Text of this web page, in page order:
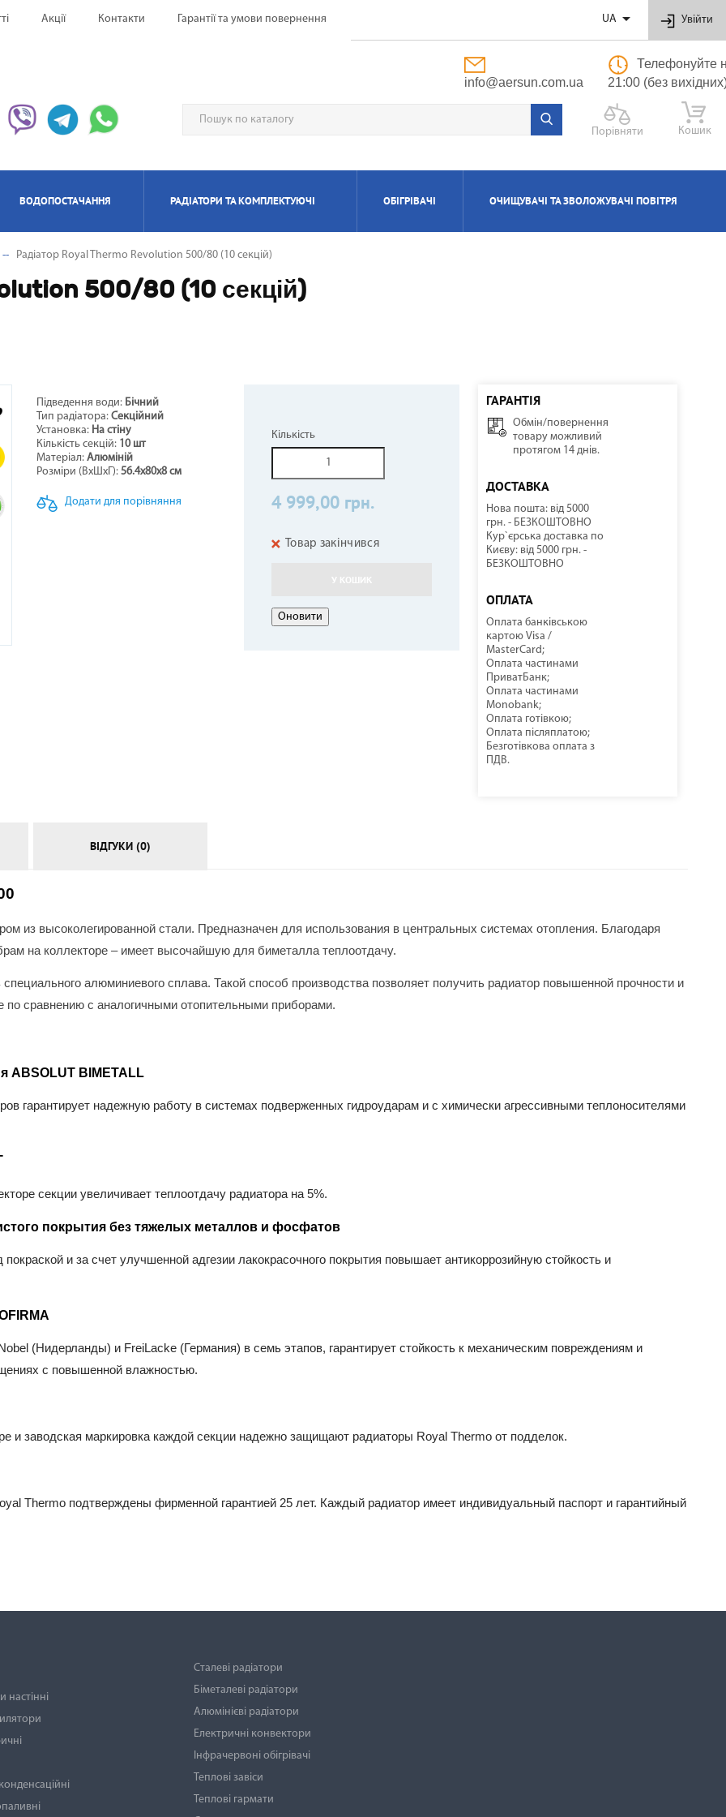
Акції Контакти Гарантії та умови повернення UA  Увійти
info@aersun.com.ua
Телефонуйте
21:00 (без
Порівняти Кошик
СПЛІТ-СИСТЕМА КОНДИЦІОНЕРИ МОБІЛЬНІ
НАПОЛЬНО-СТЕЛЬОВІ КОМПРЕСОРНО-КОНДЕНСАТОРНІ БЛОКИ
НАПОЛЬНІ РЕКУПЕРАТОРИ ПОВІТРЯ ПОБУТОВІ
ЕЛЕКТРИЧНІ
ЖАРОТРУБНІ СОНЯЧНІ КОЛЕКТОРИ
ВОДОПОСТАЧАННЯ
ПРОТОЧНІ
ДО БОЙЛЕРІВ -
ВОДОНАГРІВАЧІВ
КУЛЕРИ ДЛЯ ВОДИ
РАДІАТОРИ ТА КОМПЛЕКТУЮЧІ
БІМЕТАЛЕВІ РАДІАТОРИ АЛЮМІНІЄВІ
ОБІГРІВАЧІ
ОБІГРІВАЧІ UFO
ЗАВІСИ ТЕПЛОВІ ГАРМАТИ
ОЧИЩУВАЧІ ТА ЗВОЛОЖУВАЧІ ПОВІТРЯ
ПОВІТРЯ
Радіатор Royal Thermo Revolution 500/80 (10 секцій)
500/80 (10 секцій)
Підведення води: Бічний
Тип радіатора: Секційний
Установка: На стіну
Кількість секцій: 10 шт
Матеріал: Алюміній
Розміри (ВxШхГ): 56.4х80х8 см
Додати для порівняння
Кількість
4 999,00 грн.
Товар закінчився
У КОШИК
ГАРАНТІЯ
Обмін/повернення
товару можливий
протягом 14 днів.
ДОСТАВКА
Нова пошта: від 5000
грн. - БЕЗКОШТОВНО
Кур`єрська доставка по
Києву: від 5000 грн. -
БЕЗКОШТОВНО
ОПЛАТА
Оплата банківською
картою Visa /
MasterCard;
Оплата частинами
ПриватБанк;
Оплата частинами
Monobank;
Оплата готівкою;
Оплата післяплатою;
Безготівкова оплата з
ПДВ.
ВІДГУКИ (0)
из высоколегированной стали. Предназначен для использования в центральных системах отопления. Благодаря
на коллекторе – имеет высочайшую для биметалла теплоотдачу.
алюминиевого сплава. Такой способ производства позволяет получить радиатор повышенной прочности и
сравнению с аналогичными отопительными приборами.
ABSOLUT BIMETALL
гарантирует надежную работу в системах подверженных гидроударам и с химически агрессивными теплоносителями
секции увеличивает теплоотдачу радиатора на 5%.
покрытия без тяжелых металлов и фосфатов
и за счет улучшенной адгезии лакокрасочного покрытия повышает антикоррозийную стойкость и
(Нидерланды) и FreiLacke (Германия) в семь этапов, гарантирует стойкость к механическим повреждениям и
с повышенной влажностью.
и заводская маркировка каждой секции надежно защищают радиаторы Royal Thermo от подделок.
Thermo подтверждены фирменной гарантией 25 лет. Каждый радиатор имеет индивидуальный паспорт и гарантийный
настінні
Сталеві радіатори
Біметалеві радіатори
Алюмінієві радіатори
Електричні конвектори
Інфрачервоні обігрівачі
Теплові завіси
Теплові гармати